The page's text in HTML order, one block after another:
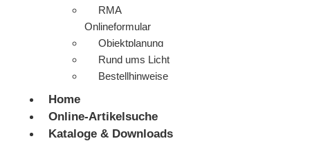
RMA
Onlineformular
Objektplanung
Rund ums Licht
Bestellhinweise
Home
Online-Artikelsuche
Kataloge & Downloads